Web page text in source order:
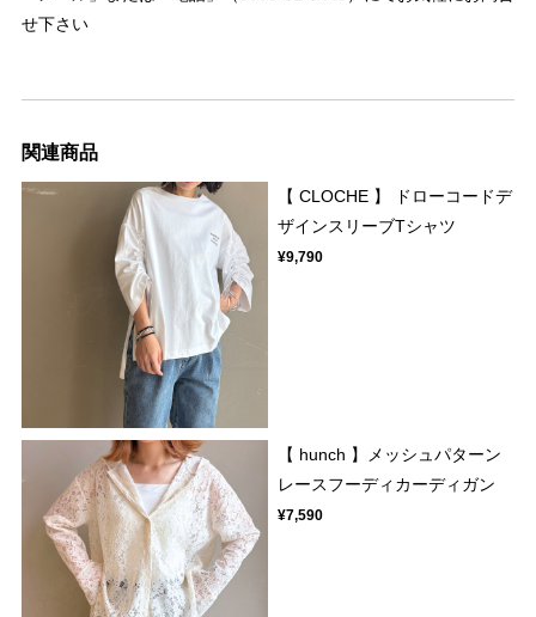
せ下さい
関連商品
【 CLOCHE 】 ドローコードデ
ザインスリーブTシャツ
¥9,790
【 hunch 】メッシュパターン
レースフーディカーディガン
¥7,590